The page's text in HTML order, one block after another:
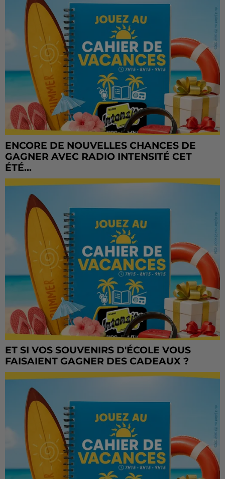
ENCORE DE NOUVELLES CHANCES DE
GAGNER AVEC RADIO INTENSITÉ CET
ÉTÉ...
ET SI VOS SOUVENIRS D'ÉCOLE VOUS
FAISAIENT GAGNER DES CADEAUX ?